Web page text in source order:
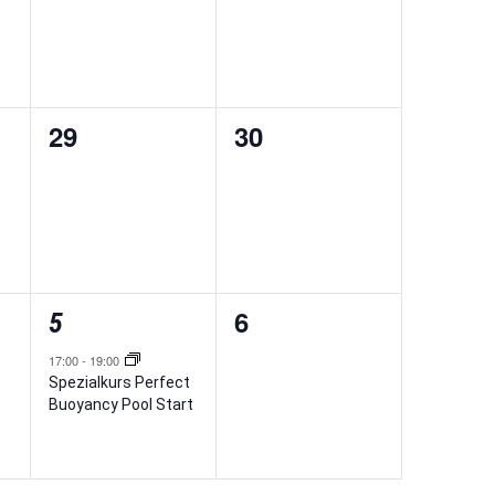
0
29
0
30
1
Veranstaltung,
5
17:00- 19:00
Spezialkurs Perfect
Buoyancy Pool Start
0
6